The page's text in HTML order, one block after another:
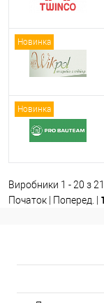
Новинка
Новинка
Виробники 1 - 20 з 21
Початок | Поперед. | 1